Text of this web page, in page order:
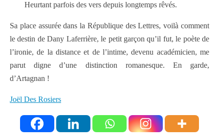
Heurtant parfois des vers depuis longtemps rêvés.
Sa place assurée dans la République des Lettres, voilà comment
le destin de Dany Laferrière, le petit garçon qu’il fut, le poète de
l’ironie, de la distance et de l’intime, devenu académicien, me
parut digne d’une distinction romanesque. En garde,
d’Artagnan !
Joël Des Rosiers